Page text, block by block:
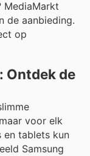
MediaMarkt
de aanbieding.
op
Ontdek de
voor elk
en tablets kun
Samsung